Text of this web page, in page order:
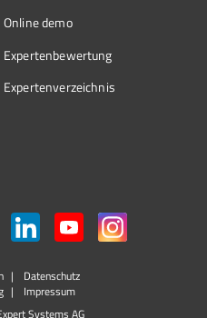
Online demo
Expertenbewertung
Expertenverzeichnis
Datenschutz
Impressum
Systems AG